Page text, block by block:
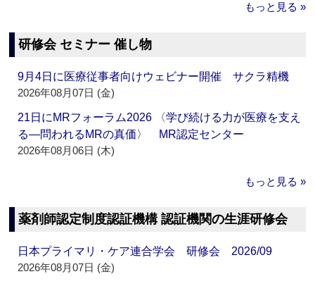
もっと見る »
研修会 セミナー 催し物
9月4日に医療従事者向けウェビナー開催 サクラ精機
2026年08月07日 (金)
21日にMRフォーラム2026 〈学び続ける力が医療を支え
る―問われるMRの真価〉 MR認定センター
2026年08月06日 (木)
もっと見る »
薬剤師認定制度認証機構 認証機関の生涯研修会
日本プライマリ・ケア連合学会 研修会 2026/09
2026年08月07日 (金)